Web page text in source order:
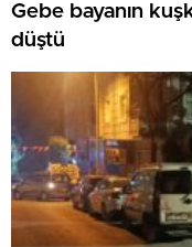
Gebe bayanın
düştü